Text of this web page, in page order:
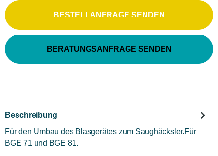
BESTELLANFRAGE SENDEN
BERATUNGSANFRAGE SENDEN
Beschreibung
Für den Umbau des Blasgerätes zum Saughäcksler.Für
BGE 71 und BGE 81.